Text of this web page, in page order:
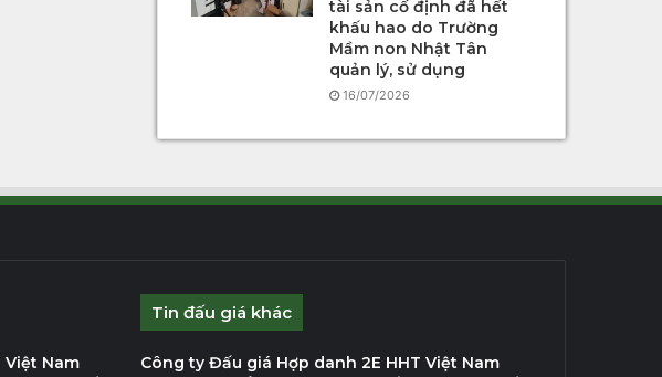
tài sản cố định đã hết
khấu hao do Trường
Mầm non Nhật Tân
quản lý, sử dụng
16/07/2026
Việt Nam
Tin đấu giá khác
Công ty Đấu giá Hợp danh 2E HHT Việt Nam